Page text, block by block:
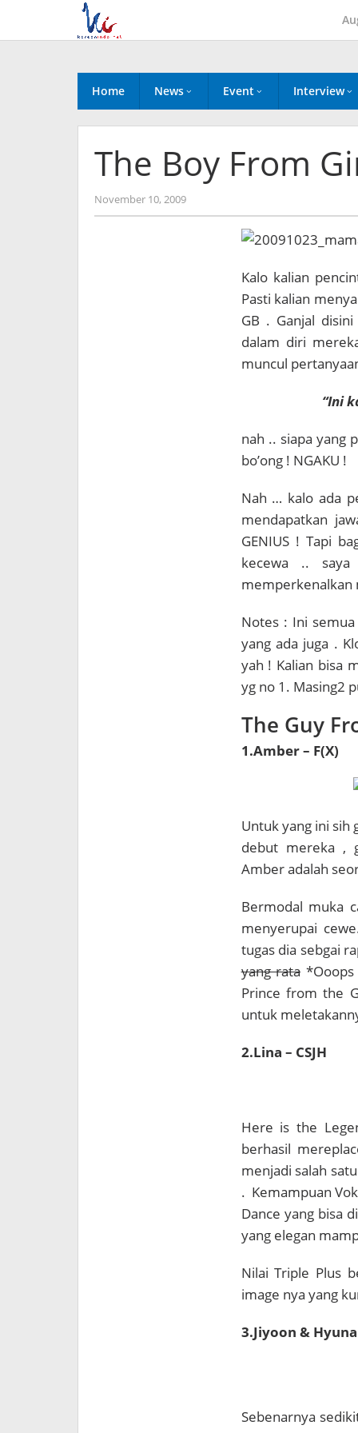
content
Home News Event Interview
The Boy From
November 10, 2009by
Koreanindo
Kalo kalian
Pasti kalian
GB . Ganjal
dalam diri
muncul
“Ini
nah .. siapa yang
bo’ong ! NGAKU !
Nah … kalo ada
mendapatkan
GENIUS ! Tapi
kecewa ..
memperkenalkan
Notes : Ini
yang ada juga .
yah ! Kalian bisa
yg no 1. Masing2
The Guy
1.Amber – F(X)
Untuk yang ini sih
debut mereka ,
Amber adalah
Bermodal muka
menyerupai
tugas dia sebgai
yang rata
Prince from the
untuk
2.Lina – CSJH
Here is the
berhasil
menjadi salah
. Kemampuan
Dance yang bisa
yang elegan
Nilai Triple Plus
image nya yang
3.Jiyoon &
Sebenarnya